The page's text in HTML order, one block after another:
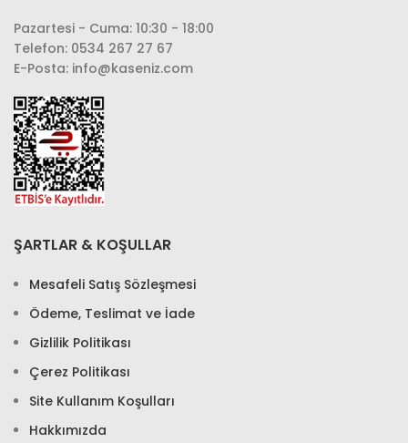
Pazartesi - Cuma: 10:30 - 18:00
Telefon: 0534 267 27 67
E-Posta: info@kaseniz.com
ŞARTLAR & KOŞULLAR
Mesafeli Satış Sözleşmesi
Ödeme, Teslimat ve İade
Gizlilik Politikası
Çerez Politikası
Site Kullanım Koşulları
Hakkımızda